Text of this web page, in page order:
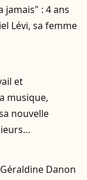
jamais" : 4 ans
Lévi, sa femme
et
musique,
nouvelle
Danon